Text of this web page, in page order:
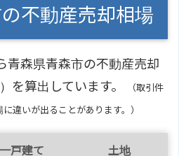
不動産売却相場
青森県青森市の不動産売却
を算出しています。
（取引件
違いが出ることがあります。）
一戸建て 土地